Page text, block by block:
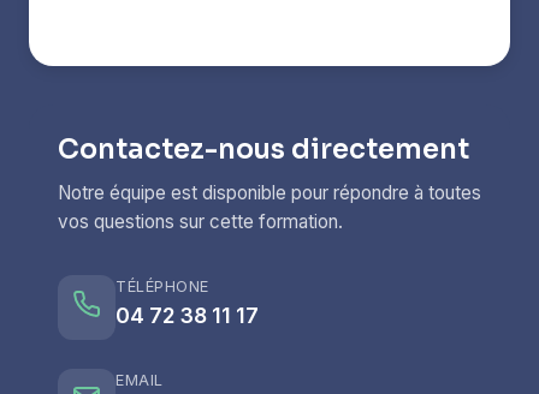
Contactez-nous directement
Notre équipe est disponible pour répondre à toutes
vos questions sur cette formation.
TÉLÉPHONE
04 72 38 11 17
EMAIL